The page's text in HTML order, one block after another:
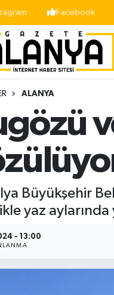
Facebook
ALANYA
Büyükşehir
yaz aylarında
- 13:00
Eczaneler
Durumu ve Fikstür